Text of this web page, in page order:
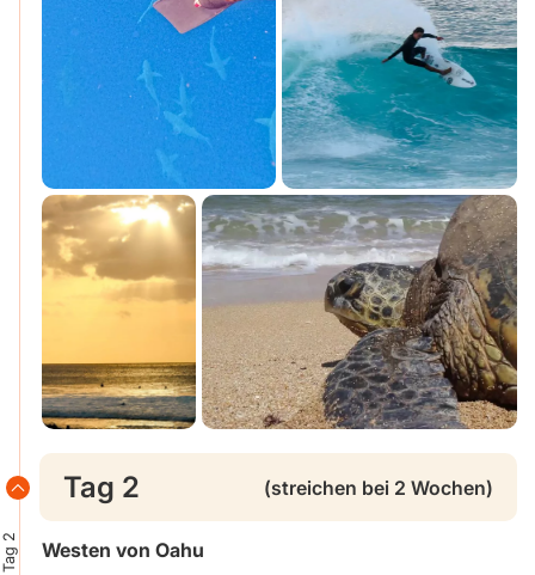
Tag 2
Tag 2 (streichen bei 2 Wochen)
Westen von Oahu